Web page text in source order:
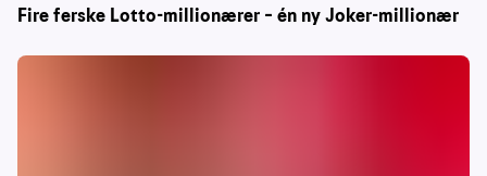
Fire ferske Lotto-millionærer – én ny Joker-millionær